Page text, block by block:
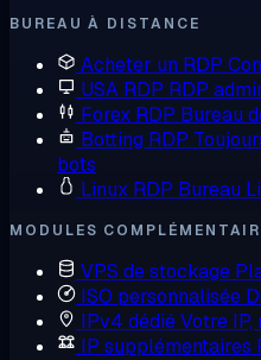
BUREAU À DISTANCE
Acheter un RDP
USA RDP RDP
Forex RDP Bureau
Botting RDP
bots
Linux RDP Bureau
MODULES
VPS de stockage
ISO personnalisée
IPv4 dédiéVotre IP,
IP supplémentaires